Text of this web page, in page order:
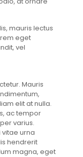
mauris lectus
eget
vel
Mauris
elit at nulla.
ac tempor
varius.
urna
hendrerit
magna, eget